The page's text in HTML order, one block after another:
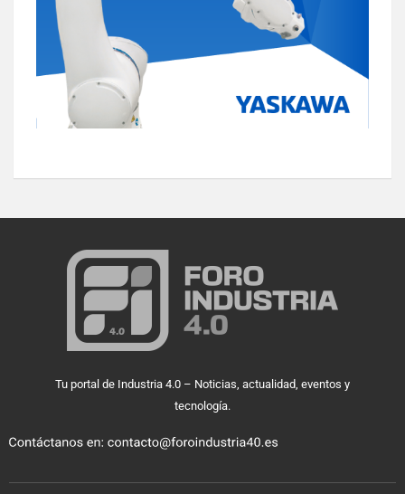
Tu portal de Industria 4.0 – Noticias, actualidad, eventos y
tecnología.